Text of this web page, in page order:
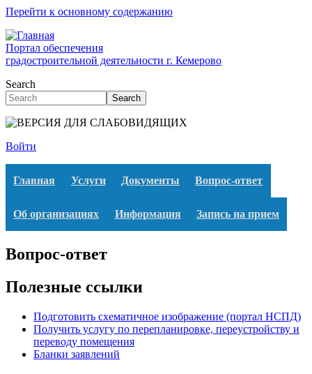
Перейти к основному содержанию
Портал обеспечения
градостроительной деятельности г. Кемерово
Search
Search
Войти
Главная Услуги Документы Вопрос-ответ
Об организациях Информация Запись на прием
Вопрос-ответ
Полезные ссылки
Подготовить схематичное изображение (портал НСПД)
Получить услугу по перепланировке, переустройству и
переводу помещения
Бланки заявлений